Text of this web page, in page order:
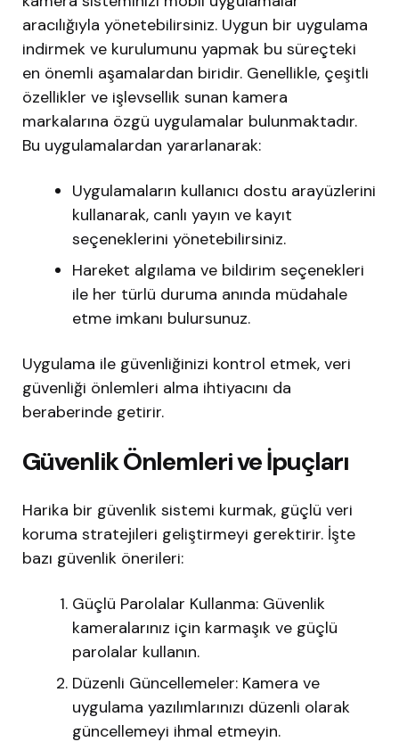
aracılığıyla yönetebilirsiniz. Uygun bir uygulama
indirmek ve kurulumunu yapmak bu süreçteki
en önemli aşamalardan biridir. Genellikle, çeşitli
özellikler ve işlevsellik sunan kamera
markalarına özgü uygulamalar bulunmaktadır.
Bu uygulamalardan yararlanarak:
Uygulamaların kullanıcı dostu arayüzlerini
kullanarak, canlı yayın ve kayıt
seçeneklerini yönetebilirsiniz.
Hareket algılama ve bildirim seçenekleri
ile her türlü duruma anında müdahale
etme imkanı bulursunuz.
Uygulama ile güvenliğinizi kontrol etmek, veri
güvenliği önlemleri alma ihtiyacını da
beraberinde getirir.
Güvenlik Önlemleri ve İpuçları
Harika bir güvenlik sistemi kurmak, güçlü veri
koruma stratejileri geliştirmeyi gerektirir. İşte
bazı güvenlik önerileri:
Güçlü Parolalar Kullanma: Güvenlik
kameralarınız için karmaşık ve güçlü
parolalar kullanın.
Düzenli Güncellemeler: Kamera ve
uygulama yazılımlarınızı düzenli olarak
güncellemeyi ihmal etmeyin.